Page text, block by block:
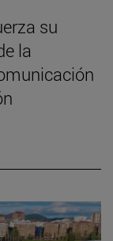
su
la